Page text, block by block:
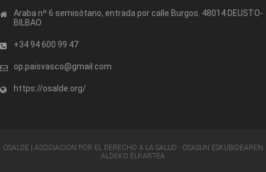
Araba nº 6 semisótano, entrada por calle Burgos. 48014 DEUSTO-
BILBAO
+34 94 600 99 47
op.paisvasco@gmail.com
https://osalde.org/
OSALDE | ASOCIACIÓN POR EL DERECHO A LA SALUD · OSASUN ESKUBIDEAREN
ALDEKO ELKARTEA